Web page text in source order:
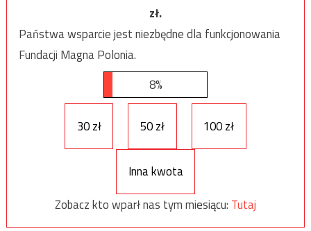
zł.
Państwa wsparcie jest niezbędne dla funkcjonowania
Fundacji Magna Polonia.
8%
30 zł 50 zł 100 zł
Inna kwota
Zobacz kto wparł nas tym miesiącu: Tutaj